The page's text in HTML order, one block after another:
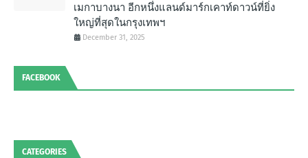
เมกาบางนา อีกหนึ่งแลนด์มาร์กเคาท์ดาวน์ที่ยิ่ง
ใหญ่ที่สุดในกรุงเทพฯ
December 31, 2025
FACEBOOK
CATEGORIES